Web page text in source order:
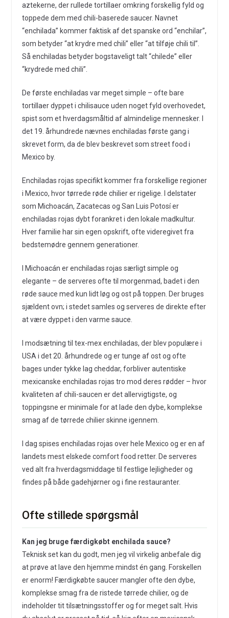
aztekerne, der rullede tortillaer omkring forskellig fyld og
toppede dem med chili-baserede saucer. Navnet
“enchilada” kommer faktisk af det spanske ord “enchilar”,
som betyder “at krydre med chili” eller “at tilføje chili til”.
Så enchiladas betyder bogstaveligt talt “chilede” eller
“krydrede med chili”.
De første enchiladas var meget simple – ofte bare
tortillaer dyppet i chilisauce uden noget fyld overhovedet,
spist som et hverdagsmåltid af almindelige mennesker. I
det 19. århundrede nævnes enchiladas første gang i
skrevet form, da de blev beskrevet som street food i
Mexico by.
Enchiladas rojas specifikt kommer fra forskellige regioner
i Mexico, hvor tørrede røde chilier er rigelige. I delstater
som Michoacán, Zacatecas og San Luis Potosí er
enchiladas rojas dybt forankret i den lokale madkultur.
Hver familie har sin egen opskrift, ofte videregivet fra
bedstemødre gennem generationer.
I Michoacán er enchiladas rojas særligt simple og
elegante – de serveres ofte til morgenmad, badet i den
røde sauce med kun lidt løg og ost på toppen. Der bruges
sjældent ovn; i stedet samles og serveres de direkte efter
at være dyppet i den varme sauce.
I modsætning til tex-mex enchiladas, der blev populære i
USA i det 20. århundrede og er tunge af ost og ofte
bages under tykke lag cheddar, forbliver autentiske
mexicanske enchiladas rojas tro mod deres rødder – hvor
kvaliteten af chili-saucen er det allervigtigste, og
toppingsne er minimale for at lade den dybe, komplekse
smag af de tørrede chilier skinne igennem.
I dag spises enchiladas rojas over hele Mexico og er en af
landets mest elskede comfort food retter. De serveres
ved alt fra hverdagsmiddage til festlige lejligheder og
findes på både gadehjørner og i fine restauranter.
Ofte stillede spørgsmål
Kan jeg bruge færdigkøbt enchilada sauce?
Teknisk set kan du godt, men jeg vil virkelig anbefale dig
at prøve at lave den hjemme mindst én gang. Forskellen
er enorm! Færdigkøbte saucer mangler ofte den dybe,
komplekse smag fra de ristede tørrede chilier, og de
indeholder tit tilsætningsstoffer og for meget salt. Hvis